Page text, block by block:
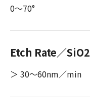
0～70°
Etch Rate／SiO2
＞ 30～60nm／min